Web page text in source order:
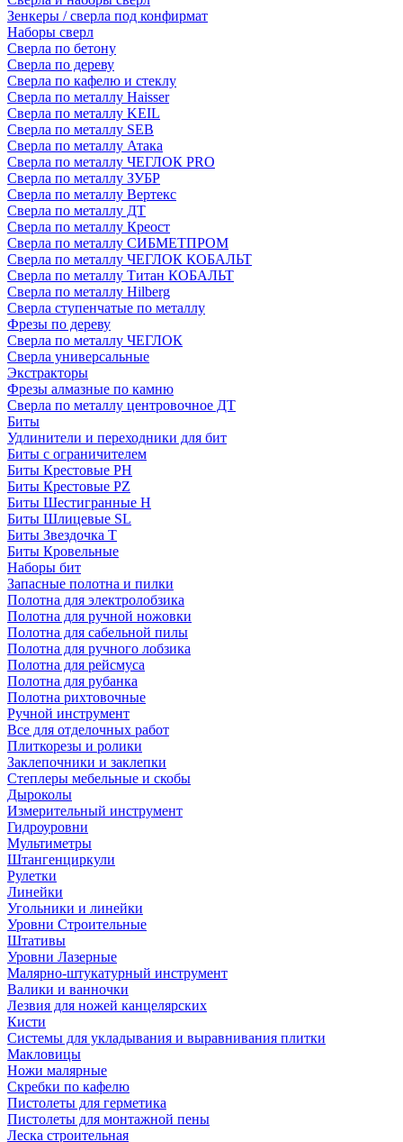
Зенкеры / сверла под конфирмат
Наборы сверл
Сверла по бетону
Сверла по дереву
Сверла по кафелю и стеклу
Сверла по металлу Haisser
Сверла по металлу KEIL
Сверла по металлу SEB
Сверла по металлу Атака
Сверла по металлу ЧЕГЛОК PRO
Сверла по металлу ЗУБР
Сверла по металлу Вертекс
Сверла по металлу ДТ
Сверла по металлу Креост
Сверла по металлу СИБМЕТПРОМ
Сверла по металлу ЧЕГЛОК КОБАЛЬТ
Сверла по металлу Титан КОБАЛЬТ
Сверла по металлу Hilberg
Сверла ступенчатые по металлу
Фрезы по дереву
Сверла по металлу ЧЕГЛОК
Сверла универсальные
Экстракторы
Фрезы алмазные по камню
Сверла по металлу центровочное ДТ
Биты
Удлинители и переходники для бит
Биты с ограничителем
Биты Крестовые PH
Биты Крестовые PZ
Биты Шестигранные H
Биты Шлицевые SL
Биты Звездочка T
Биты Кровельные
Наборы бит
Запасные полотна и пилки
Полотна для электролобзика
Полотна для ручной ножовки
Полотна для сабельной пилы
Полотна для ручного лобзика
Полотна для рейсмуса
Полотна для рубанка
Полотна рихтовочные
Ручной инструмент
Все для отделочных работ
Плиткорезы и ролики
Заклепочники и заклепки
Степлеры мебельные и скобы
Дыроколы
Измерительный инструмент
Гидроуровни
Мультиметры
Штангенциркули
Рулетки
Линейки
Угольники и линейки
Уровни Строительные
Штативы
Уровни Лазерные
Малярно-штукатурный инструмент
Валики и ванночки
Лезвия для ножей канцелярских
Кисти
Системы для укладывания и выравнивания плитки
Макловицы
Ножи малярные
Скребки по кафелю
Пистолеты для герметика
Пистолеты для монтажной пены
Леска строительная